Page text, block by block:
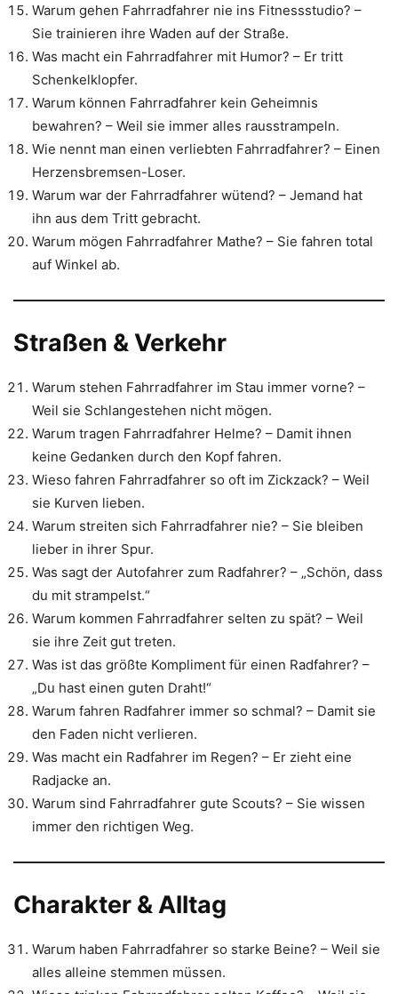
Warum gehen Fahrradfahrer nie ins Fitnessstudio? –
Sie trainieren ihre Waden auf der Straße.
Was macht ein Fahrradfahrer mit Humor? – Er tritt
Schenkelklopfer.
Warum können Fahrradfahrer kein Geheimnis
bewahren? – Weil sie immer alles rausstrampeln.
Wie nennt man einen verliebten Fahrradfahrer? – Einen
Herzensbremsen-Loser.
Warum war der Fahrradfahrer wütend? – Jemand hat
ihn aus dem Tritt gebracht.
Warum mögen Fahrradfahrer Mathe? – Sie fahren total
auf Winkel ab.
Straßen & Verkehr
Warum stehen Fahrradfahrer im Stau immer vorne? –
Weil sie Schlangestehen nicht mögen.
Warum tragen Fahrradfahrer Helme? – Damit ihnen
keine Gedanken durch den Kopf fahren.
Wieso fahren Fahrradfahrer so oft im Zickzack? – Weil
sie Kurven lieben.
Warum streiten sich Fahrradfahrer nie? – Sie bleiben
lieber in ihrer Spur.
Was sagt der Autofahrer zum Radfahrer? – „Schön, dass
du mit strampelst.“
Warum kommen Fahrradfahrer selten zu spät? – Weil
sie ihre Zeit gut treten.
Was ist das größte Kompliment für einen Radfahrer? –
„Du hast einen guten Draht!“
Warum fahren Radfahrer immer so schmal? – Damit sie
den Faden nicht verlieren.
Was macht ein Radfahrer im Regen? – Er zieht eine
Radjacke an.
Warum sind Fahrradfahrer gute Scouts? – Sie wissen
immer den richtigen Weg.
Charakter & Alltag
Warum haben Fahrradfahrer so starke Beine? – Weil sie
alles alleine stemmen müssen.